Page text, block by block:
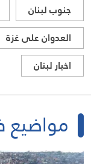
جنوب لبنان
العدوان على غزة
اخبار لبنان
مواضيع